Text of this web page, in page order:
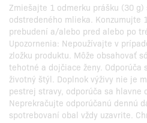
Zmiešajte 1 odmerku prášku (30
odstredeného mlieka. Konzumujte
prebudení a/alebo pred alebo po
Upozornenia: Nepoužívajte v
zložku produktu. Môže obsahovať
tehotné a dojčiace ženy. Odporúča
životný štýl. Doplnok výživy nie je
pestrej stravy, odporúča sa hlavne
Neprekračujte odporúčanú dennú
spotrebovaní obal vždy uzavrite.